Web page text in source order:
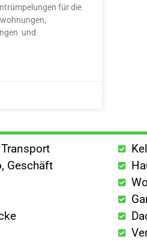
für die
und
Geschäft